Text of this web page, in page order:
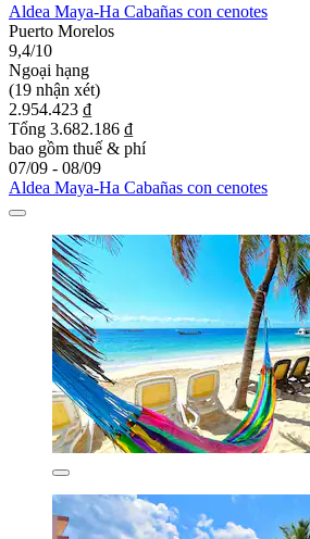
Aldea Maya-Ha Cabañas con cenotes
Puerto Morelos
9,4/10
Ngoại hạng
(19 nhận xét)
2.954.423 ₫
Tổng 3.682.186 ₫
bao gồm thuế & phí
07/09 - 08/09
Aldea Maya-Ha Cabañas con cenotes